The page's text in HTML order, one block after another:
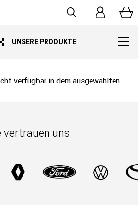
UNSERE PRODUKTE
verfügbar in dem ausgewählten
vertrauen uns